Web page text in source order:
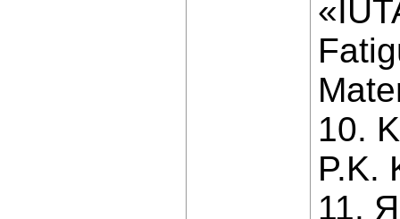
10.
P.K.
11.